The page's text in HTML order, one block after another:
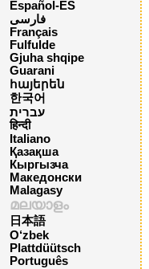
Español-ES
فارسی
Français
Fulfulde
Gjuha shqipe
Guarani
հայերեն
한국어
עברית
हिन्दी
Italiano
Қазақша
Кыргызча
Македонски
Malagasy
മലയാളം
日本語
O‘zbek
Plattdüütsch
Português